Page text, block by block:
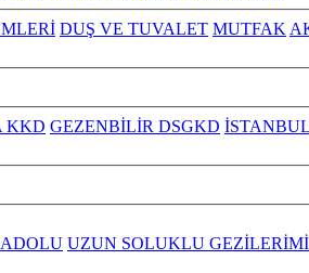
DUŞ VE TUVALET MUTFAK
KKD GEZENBİLİR DSGKD
UZUN SOLUKLU